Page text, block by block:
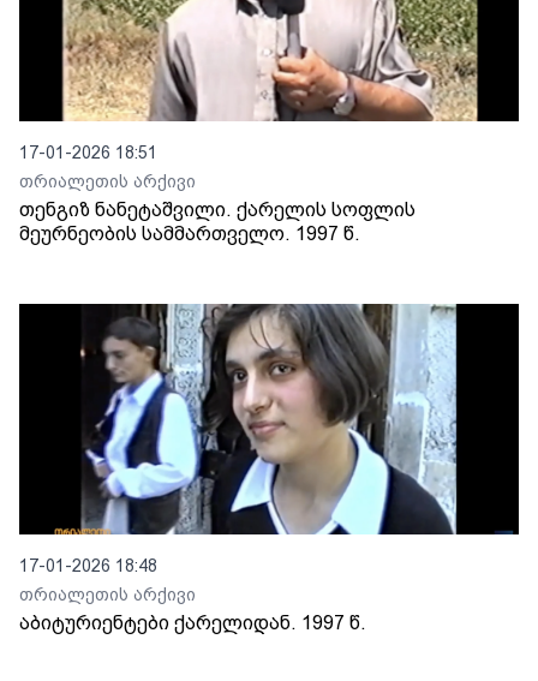
17-01-2026 18:51
თრიალეთის არქივი
თენგიზ ნანეტაშვილი. ქარელის სოფლის
მეურნეობის სამმართველო. 1997 წ.
17-01-2026 18:48
თრიალეთის არქივი
აბიტურიენტები ქარელიდან. 1997 წ.